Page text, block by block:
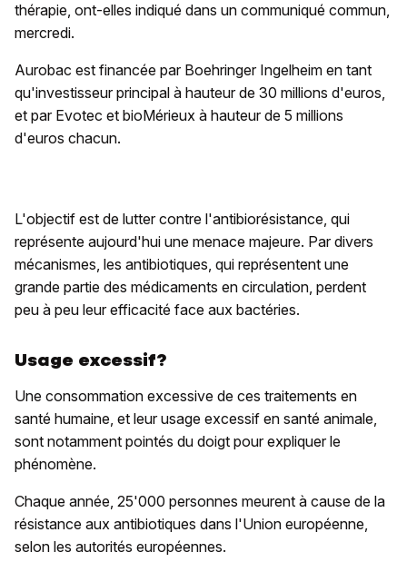
thérapie, ont-elles indiqué dans un communiqué commun,
mercredi.
Aurobac est financée par Boehringer Ingelheim en tant
qu'investisseur principal à hauteur de 30 millions d'euros,
et par Evotec et bioMérieux à hauteur de 5 millions
d'euros chacun.
L'objectif est de lutter contre l'antibiorésistance, qui
représente aujourd'hui une menace majeure. Par divers
mécanismes, les antibiotiques, qui représentent une
grande partie des médicaments en circulation, perdent
peu à peu leur efficacité face aux bactéries.
Usage excessif?
Une consommation excessive de ces traitements en
santé humaine, et leur usage excessif en santé animale,
sont notamment pointés du doigt pour expliquer le
phénomène.
Chaque année, 25'000 personnes meurent à cause de la
résistance aux antibiotiques dans l'Union européenne,
selon les autorités européennes.